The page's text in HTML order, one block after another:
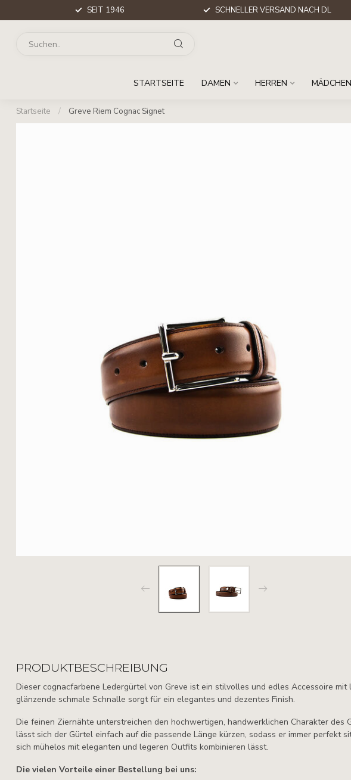
SEIT 1946 SCHNELLER VERSAND NACH DL
STARTSEITE DAMEN HERREN MÄDCHEN
Startseite / Greve Riem Cognac Signet
PRODUKTBESCHREIBUNG
Dieser cognacfarbene Ledergürtel von Greve ist ein stilvolles und edles Accessoire mit
glänzende schmale Schnalle sorgt für ein elegantes und dezentes Finish.
Die feinen Ziernähte unterstreichen den hochwertigen, handwerklichen Charakter des
lässt sich der Gürtel einfach auf die passende Länge kürzen, sodass er immer perfekt
sich mühelos mit eleganten und legeren Outfits kombinieren lässt.
Die vielen Vorteile einer Bestellung bei uns: